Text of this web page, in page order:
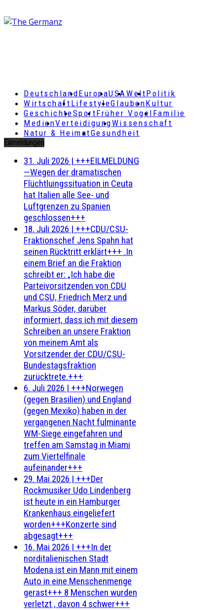
DeutschlandEuropaUSAWeltPolitik
Wirtschaft LifestyleGlaubenKultur
GeschichteSportFrüher Vogel Familie
MedienVerteidigungWissenschaft
Natur & HeimatGesundheit
Eilmeldungen
31. Juli 2026 | +++EILMELDUNG
—Wegen der dramatischen
Flüchtluingssituation in Ceuta
hat Italien alle See- und
Luftgrenzen zu Spanien
geschlossen+++
18. Juli 2026 | +++CDU/CSU-
Fraktionschef Jens Spahn hat
seinen Rücktritt erklärt+++ .In
einem Brief an die Fraktion
schreibt er: „Ich habe die
Parteivorsitzenden von CDU
und CSU, Friedrich Merz und
Markus Söder, darüber
informiert, dass ich mit diesem
Schreiben an unsere Fraktion
von meinem Amt als
Vorsitzender der CDU/CSU-
Bundestagsfraktion
zurücktrete.+++
6. Juli 2026 | +++Norwegen
(gegen Brasilien) und England
(gegen Mexiko) haben in der
vergangenen Nacht fulminante
WM-Siege eingefahren und
treffen am Samstag in Miami
zum Viertelfinale
aufeinander+++
29. Mai 2026 | +++Der
Rockmusiker Udo Lindenberg
ist heute in ein Hamburger
Krankenhaus eingeliefert
worden+++Konzerte sind
abgesagt+++
16. Mai 2026 | +++In der
norditalienischen Stadt
Modena ist ein Mann mit einem
Auto in eine Menschenmenge
gerast+++ 8 Menschen wurden
verletzt , davon 4 schwer+++